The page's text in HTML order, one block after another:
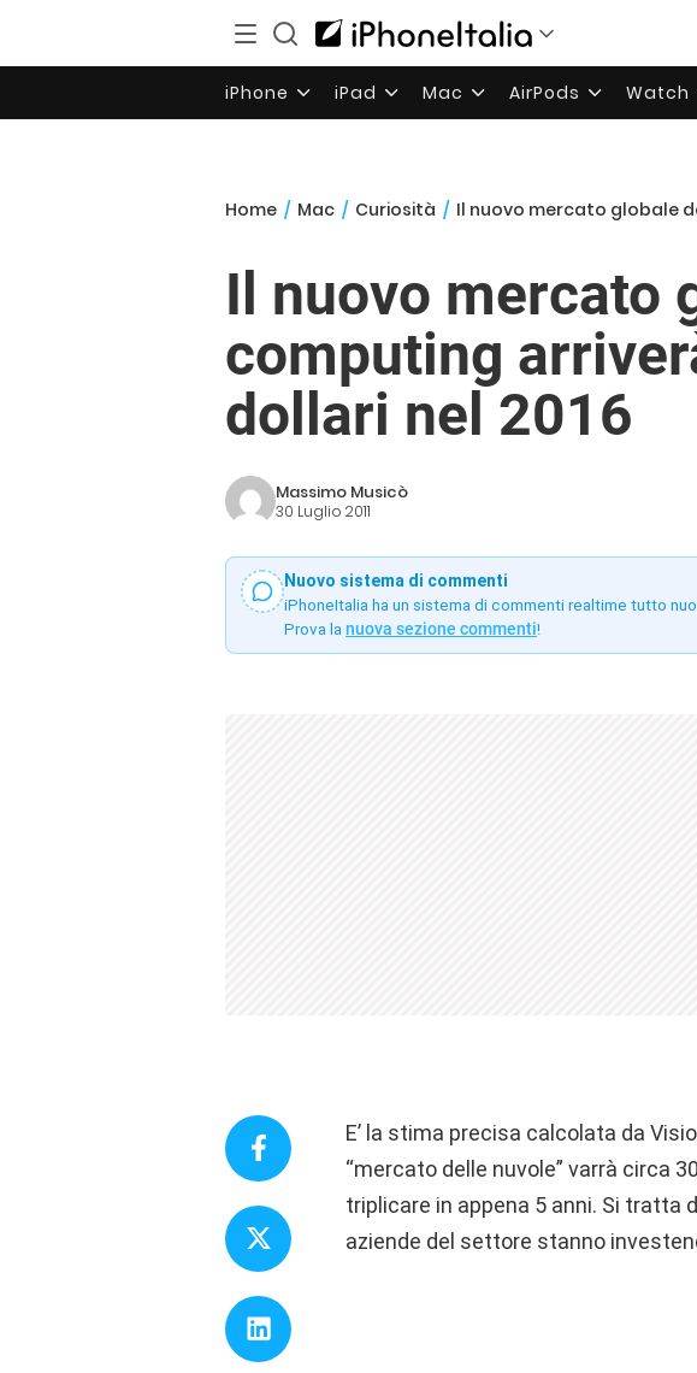
iPhone iPad Mac AirPods Watch
Home / Mac / Curiosità / Il nuovo mercato globale
Il nuovo mercato
computing
dollari nel 2016
Massimo Musicò
30 Luglio 2011
Nuovo sistema di commenti
iPhoneItalia ha un sistema di commenti realtime tutto
Prova la nuova sezione commenti!
E’ la stima precisa calcolata da
“mercato delle nuvole” varrà circa
triplicare in appena 5 anni. Si tratta
aziende del settore stanno